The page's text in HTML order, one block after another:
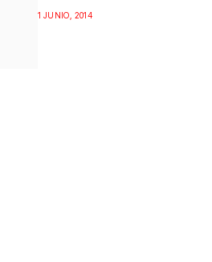
1 JUNIO, 2014